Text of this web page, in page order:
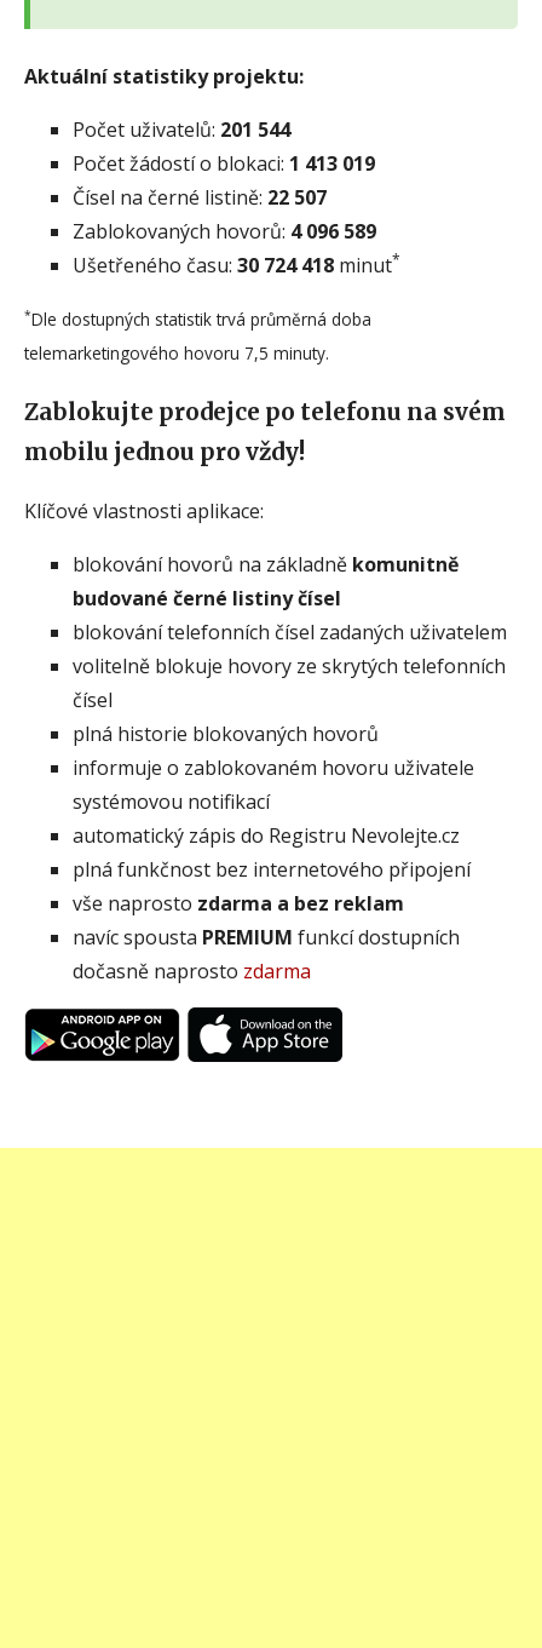
Aktuální statistiky projektu:
Počet uživatelů: 201 544
Počet žádostí o blokaci: 1 413 019
Čísel na černé listině: 22 507
Zablokovaných hovorů: 4 096 589
Ušetřeného času: 30 724 418 minut*
*Dle dostupných statistik trvá průměrná doba
telemarketingového hovoru 7,5 minuty.
Zablokujte prodejce po telefonu na svém
mobilu jednou pro vždy!
Klíčové vlastnosti aplikace:
blokování hovorů na základně komunitně
budované černé listiny čísel
blokování telefonních čísel zadaných uživatelem
volitelně blokuje hovory ze skrytých telefonních
čísel
plná historie blokovaných hovorů
informuje o zablokovaném hovoru uživatele
systémovou notifikací
automatický zápis do Registru Nevolejte.cz
plná funkčnost bez internetového připojení
vše naprosto zdarma a bez reklam
navíc spousta PREMIUM funkcí dostupních
dočasně naprosto zdarma